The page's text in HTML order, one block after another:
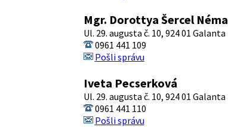
Mgr. Dorottya Šercel Néma
Ul. 29. augusta č. 10, 924 01 Galanta
0961 441 109
Pošli správu
Iveta Pecserková
Ul. 29. augusta č. 10, 924 01 Galanta
0961 441 110
Pošli správu